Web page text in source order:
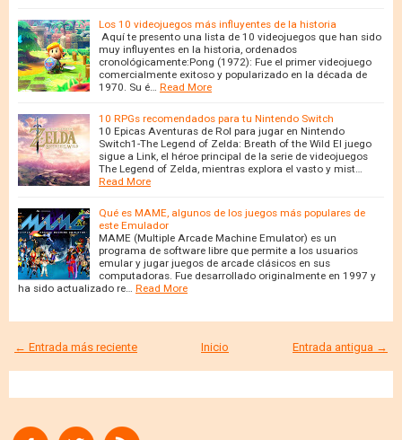
Los 10 videojuegos más influyentes de la historia
Aquí te presento una lista de 10 videojuegos que han sido
muy influyentes en la historia, ordenados
cronológicamente:Pong (1972): Fue el primer videojuego
comercialmente exitoso y popularizado en la década de
1970. Su é… Read More
10 RPGs recomendados para tu Nintendo Switch
10 Epicas Aventuras de Rol para jugar en Nintendo
Switch1-The Legend of Zelda: Breath of the Wild El juego
sigue a Link, el héroe principal de la serie de videojuegos
The Legend of Zelda, mientras explora el vasto y mist…
Read More
Qué es MAME, algunos de los juegos más populares de
este Emulador
MAME (Multiple Arcade Machine Emulator) es un
programa de software libre que permite a los usuarios
emular y jugar juegos de arcade clásicos en sus
computadoras. Fue desarrollado originalmente en 1997 y
ha sido actualizado re… Read More
← Entrada más reciente Entrada antigua →
Inicio